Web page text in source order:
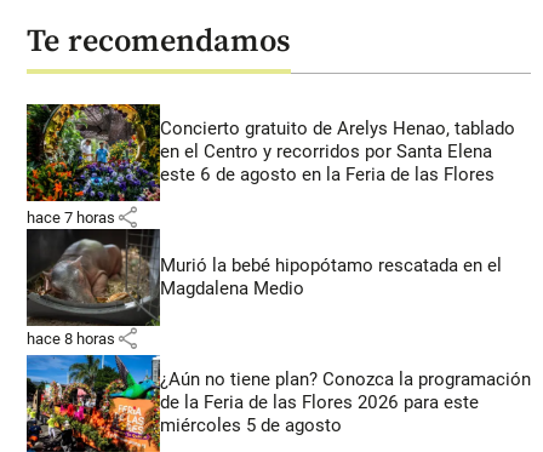
Te recomendamos
Concierto gratuito de Arelys Henao, tablado
en el Centro y recorridos por Santa Elena
este 6 de agosto en la Feria de las Flores
hace 7 horas share
Murió la bebé hipopótamo rescatada en el
Magdalena Medio
hace 8 horas share
¿Aún no tiene plan? Conozca la programación
de la Feria de las Flores 2026 para este
miércoles 5 de agosto